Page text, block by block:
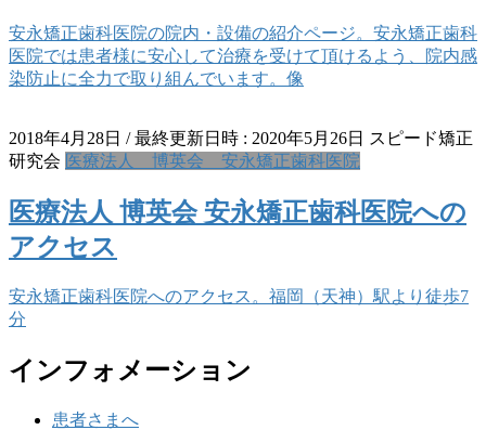
安永矯正歯科医院の院内・設備の紹介ページ。安永矯正歯科
医院では患者様に安心して治療を受けて頂けるよう、院内感
染防止に全力で取り組んでいます。像
2018年4月28日 / 最終更新日時 : 2020年5月26日 スピード矯正
研究会 医療法人 博英会 安永矯正歯科医院
医療法人 博英会 安永矯正歯科医院への
アクセス
安永矯正歯科医院へのアクセス。福岡（天神）駅より徒歩7
分
インフォメーション
患者さまへ